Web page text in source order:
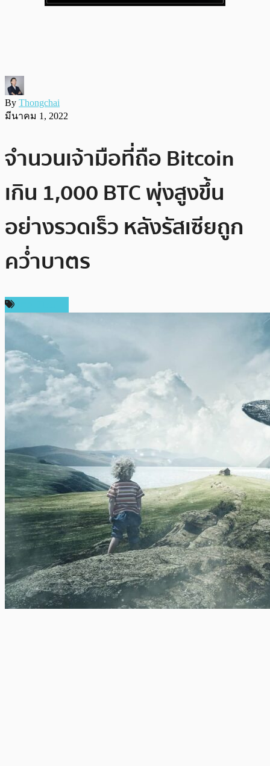
By Thongchai
มีนาคม 1, 2022
จำนวนเจ้ามือที่ถือ Bitcoin
เกิน 1,000 BTC พุ่งสูงขึ้น
อย่างรวดเร็ว หลังรัสเซียถูก
คว่ำบาตร